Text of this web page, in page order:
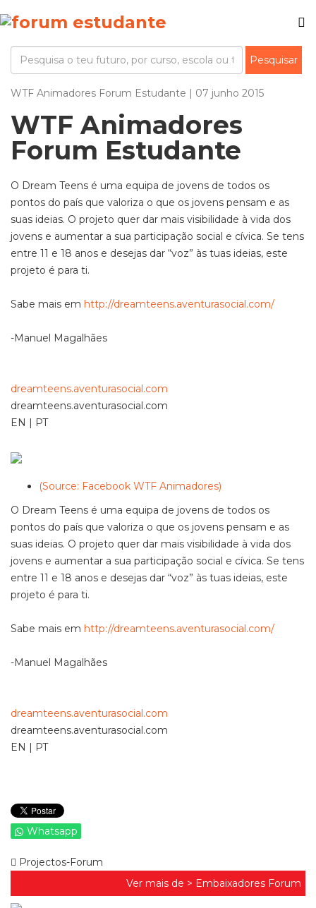
WTF Animadores Forum Estudante | 07 junho 2015
WTF Animadores
Forum Estudante
O Dream Teens é uma equipa de jovens de todos os
pontos do país que valoriza o que os jovens pensam e as
suas ideias. O projeto quer dar mais visibilidade à vida dos
jovens e aumentar a sua participação social e cívica. Se tens
entre 11 e 18 anos e desejas dar “voz” às tuas ideias, este
projeto é para ti.
Sabe mais em http://dreamteens.aventurasocial.com/
-Manuel Magalhães
dreamteens.aventurasocial.com
dreamteens.aventurasocial.com
EN | PT
(Source: Facebook WTF Animadores)
O Dream Teens é uma equipa de jovens de todos os
pontos do país que valoriza o que os jovens pensam e as
suas ideias. O projeto quer dar mais visibilidade à vida dos
jovens e aumentar a sua participação social e cívica. Se tens
entre 11 e 18 anos e desejas dar “voz” às tuas ideias, este
projeto é para ti.
Sabe mais em http://dreamteens.aventurasocial.com/
-Manuel Magalhães
dreamteens.aventurasocial.com
dreamteens.aventurasocial.com
EN | PT
Whatsapp
Projectos-Forum
Ver mais de > Embaixadores Forum